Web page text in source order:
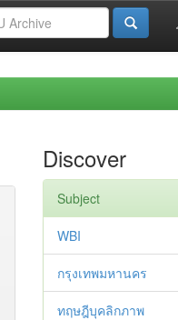
Discover
Subject
WBI
กรุงเทพมหานคร
ทฤษฎีบุคลิกภาพ